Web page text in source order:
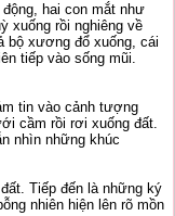
hai con mắt như
xuống rồi nghiêng về
bộ xương đổ xuống, cái
tiếp vào sống mũi.
tin vào cảnh tượng
cầm rồi rơi xuống đất.
nhìn những khúc
Tiếp đến là những ký
nhiên hiện lên rõ mồn